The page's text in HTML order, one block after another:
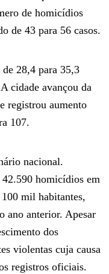
de homicídios
de 43 para 56 casos.
28,4 para 35,3
cidade avançou da
registrou aumento
107.
nacional.
homicídios em
mil habitantes,
ano anterior. Apesar
dos
violentas cuja causa
registros oficiais.